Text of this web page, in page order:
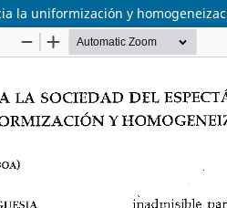
la uniformización y